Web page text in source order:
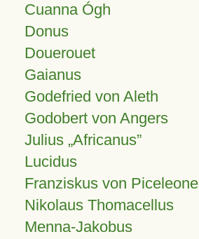
Cuanna Ógh
Donus
Douerouet
Gaianus
Godefried von Aleth
Godobert von Angers
Julius Africanus
Lucidus
Franziskus von Piceleone
Nikolaus Thomacellus
Menna-Jakobus